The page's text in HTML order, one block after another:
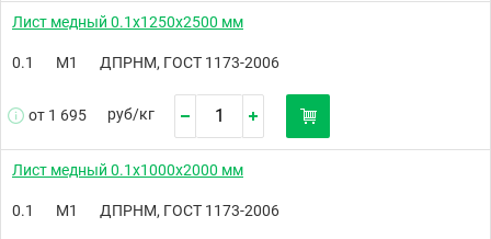
Лист медный 0.1х1250х2500 мм
0.1 М1 ДПРНМ, ГОСТ 1173-2006
от 1 695 руб/кг
Лист медный 0.1х1000х2000 мм
0.1 М1 ДПРНМ, ГОСТ 1173-2006